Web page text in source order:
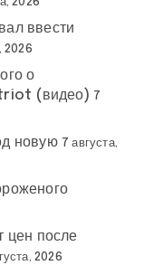
2026
ввести
2026
о
(видео) 7
новую 7 августа,
цен после
2026